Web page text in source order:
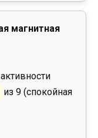
магнитная
из 9 (спокойная